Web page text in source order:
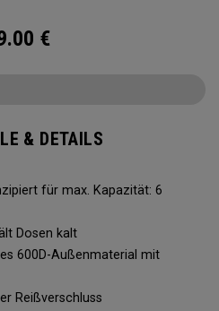
€
& DETAILS
für max. Kapazität: 6
Dosen kalt
600D-Außenmaterial mit
Reißverschluss